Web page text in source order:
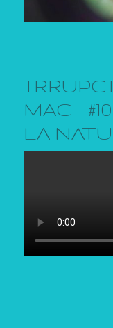
MAC –
LA